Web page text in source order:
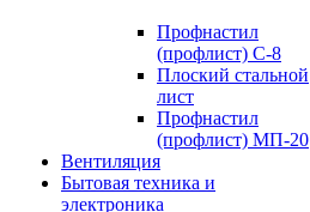
Профнастил
(профлист) С-8
Плоский стальной
лист
Профнастил
(профлист) МП-20
Вентиляция
Бытовая техника и
электроника